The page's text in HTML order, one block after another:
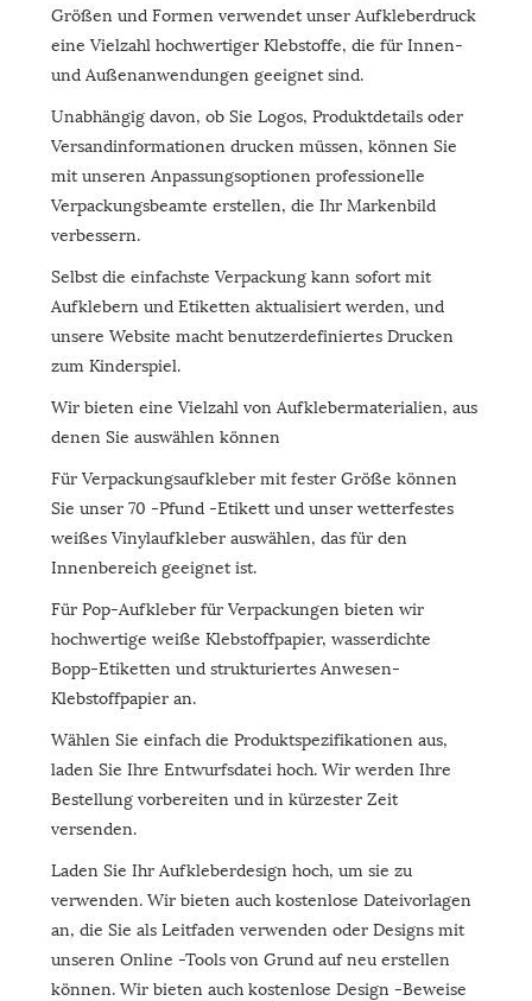
Größen und Formen verwendet unser Aufkleberdruck
eine Vielzahl hochwertiger Klebstoffe, die für Innen-
und Außenanwendungen geeignet sind.
Unabhängig davon, ob Sie Logos, Produktdetails oder
Versandinformationen drucken müssen, können Sie
mit unseren Anpassungsoptionen professionelle
Verpackungsbeamte erstellen, die Ihr Markenbild
verbessern.
Selbst die einfachste Verpackung kann sofort mit
Aufklebern und Etiketten aktualisiert werden, und
unsere Website macht benutzerdefiniertes Drucken
zum Kinderspiel.
Wir bieten eine Vielzahl von Aufklebermaterialien, aus
denen Sie auswählen können
Für Verpackungsaufkleber mit fester Größe können
Sie unser 70 -Pfund -Etikett und unser wetterfestes
weißes Vinylaufkleber auswählen, das für den
Innenbereich geeignet ist.
Für Pop-Aufkleber für Verpackungen bieten wir
hochwertige weiße Klebstoffpapier, wasserdichte
Bopp-Etiketten und strukturiertes Anwesen-
Klebstoffpapier an.
Wählen Sie einfach die Produktspezifikationen aus,
laden Sie Ihre Entwurfsdatei hoch. Wir werden Ihre
Bestellung vorbereiten und in kürzester Zeit
versenden.
Laden Sie Ihr Aufkleberdesign hoch, um sie zu
verwenden. Wir bieten auch kostenlose Dateivorlagen
an, die Sie als Leitfaden verwenden oder Designs mit
unseren Online -Tools von Grund auf neu erstellen
können. Wir bieten auch kostenlose Design -Beweise